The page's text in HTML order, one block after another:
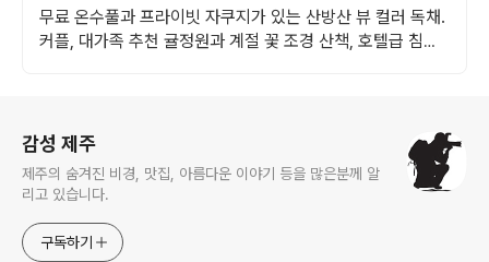
공간
무료 온수풀과 프라이빗 자쿠지가 있는 산방산 뷰 컬러 독채.
커플, 대가족 추천 귤정원과 계절 꽃 조경 산책, 호텔급 침구
감성 제주
제주의 숨겨진 비경, 맛집, 아름다운 이야기 등을 많은분께 알
리고 있습니다.
구독하기